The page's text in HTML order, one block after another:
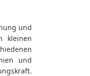
und
kleinen
und